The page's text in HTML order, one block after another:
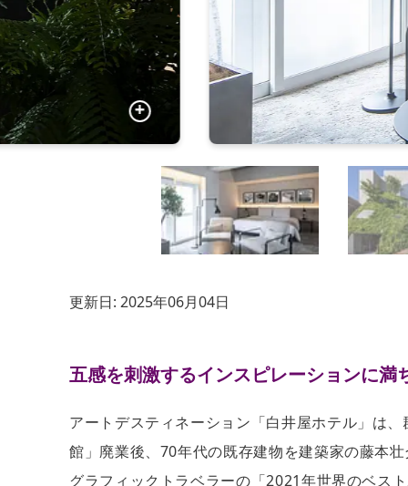
更新日: 2025年06月04日
五感を刺激するインスピレーションに満
アートデスティネーション「⽩井屋ホテル」は
館」廃業後、70年代の既存建物を建築家の藤本
グラフィックトラベラーの「2021年世界のベス